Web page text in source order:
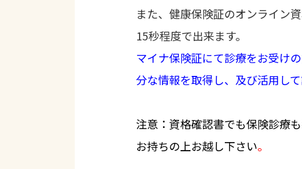
また、健康保険証のオンライン
15秒程度で出来ます。
マイナ保険証にて診療をお受け
分な情報を取得し、及び活用し
注意：資格確認書でも保険診療
お持ちの上お越し下さい。